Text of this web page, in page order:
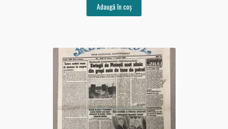
Adaugă în coș